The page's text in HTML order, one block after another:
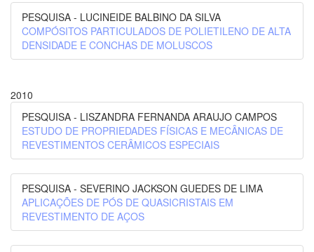
PESQUISA - LUCINEIDE BALBINO DA SILVA
COMPÓSITOS PARTICULADOS DE POLIETILENO DE ALTA
DENSIDADE E CONCHAS DE MOLUSCOS
2010
PESQUISA - LISZANDRA FERNANDA ARAUJO CAMPOS
ESTUDO DE PROPRIEDADES FÍSICAS E MECÂNICAS DE
REVESTIMENTOS CERÂMICOS ESPECIAIS
PESQUISA - SEVERINO JACKSON GUEDES DE LIMA
APLICAÇÕES DE PÓS DE QUASICRISTAIS EM
REVESTIMENTO DE AÇOS